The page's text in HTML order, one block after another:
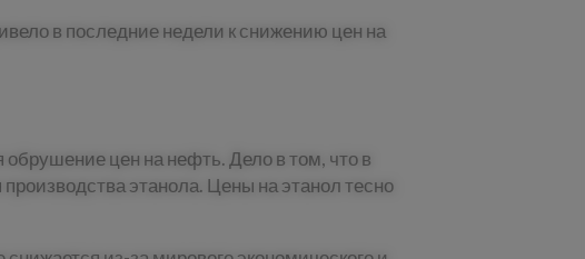
в последние недели к снижению цен на
цен на нефть. Дело в том, что в
этанола. Цены на этанол тесно